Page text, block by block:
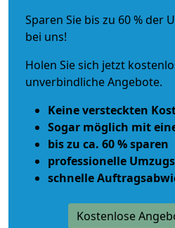
Sparen Sie bis zu 60 % der
bei uns!
Holen Sie sich jetzt
unverbindliche Angebote.
Keine versteckten
Sogar möglich mit
bis zu ca. 60 % sparen
professionelle
schnelle
Kostenlose